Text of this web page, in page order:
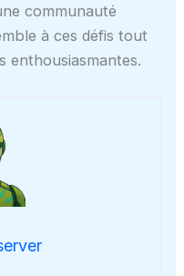
communauté
à ces défis tout
enthousiasmantes.